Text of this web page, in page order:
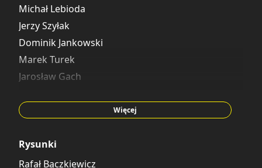
Michał Lebioda
Jerzy Szyłak
Dominik Jankowski
Marek Turek
Jarosław Gach
Marcin Frąckowiak
Michał Arkusiński
Adrian Madej
Więcej
Rysunki
Rafał Bączkiewicz